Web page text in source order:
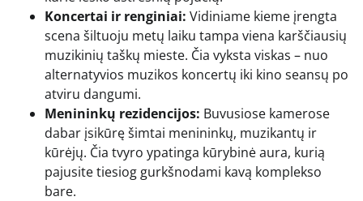
Koncertai ir renginiai: Vidiniame kieme įrengta
scena šiltuoju metų laiku tampa viena karščiausių
muzikinių taškų mieste. Čia vyksta viskas – nuo
alternatyvios muzikos koncertų iki kino seansų po
atviru dangumi.
Menininkų rezidencijos: Buvusiose kamerose
dabar įsikūrę šimtai menininkų, muzikantų ir
kūrėjų. Čia tvyro ypatinga kūrybinė aura, kurią
pajusite tiesiog gurkšnodami kavą komplekso
bare.